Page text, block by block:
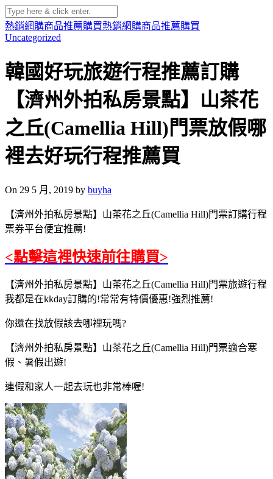
熱銷網購商品推薦購買熱銷網購商品推薦購買
Uncategorized
韓國好玩旅遊行程推薦訂購
【濟州外拍私房景點】山茶花
之丘(Camellia Hill)門票放假哪
裡去好玩行程推薦買
On 29 5 月, 2019 by buyha
【濟州外拍私房景點】山茶花之丘(Camellia Hill)門票訂購行程
票券平台便宜推薦!
<點擊這裡快速前往購買>
【濟州外拍私房景點】山茶花之丘(Camellia Hill)門票旅遊行程
我都是在kkday訂購的!常常有特價優惠!強烈推薦!
你還在找放假該去哪裡玩嗎?
【濟州外拍私房景點】山茶花之丘(Camellia Hill)門票適合寒
假、暑假出遊!
連假和家人一起去玩也非常棒喔!